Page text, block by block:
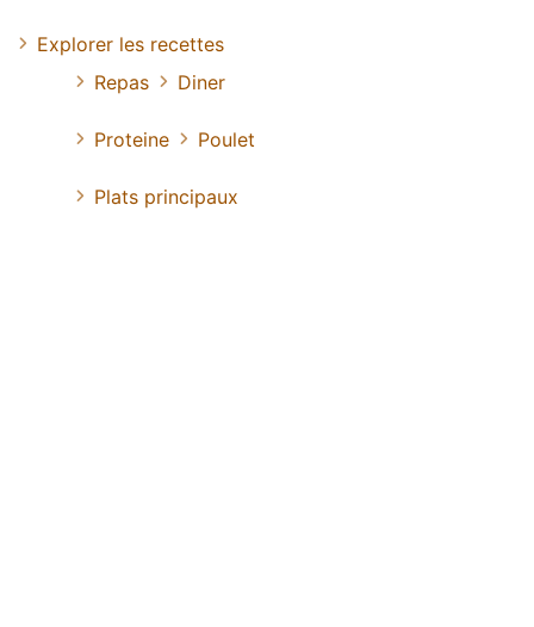
Explorer les recettes
Repas
Diner
Proteine Poulet
Plats principaux